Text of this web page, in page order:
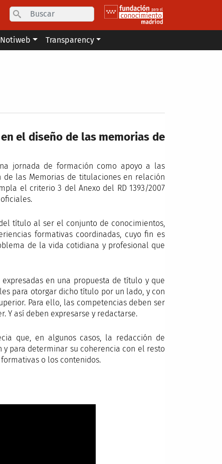
Search
Notiweb Transparency
el diseño de las memorias de
jornada de formación como apoyo a las
las Memorias de titulaciones en relación
el criterio 3 del Anexo del RD 1393/2007
título al ser el conjunto de conocimientos,
formativas coordinadas, cuyo fin es
de la vida cotidiana y profesional que
en una propuesta de título y que
para otorgar dicho título por un lado, y con
Para ello, las competencias deben ser
Y así deben expresarse y redactarse.
que, en algunos casos, la redacción de
para determinar su coherencia con el resto
o los contenidos.